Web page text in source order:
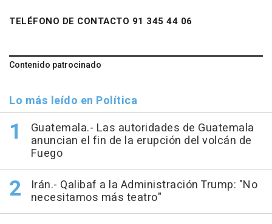
TELÉFONO DE CONTACTO 91 345 44 06
Contenido patrocinado
Lo más leído en Política
Guatemala.- Las autoridades de Guatemala
anuncian el fin de la erupción del volcán de
Fuego
Irán.- Qalibaf a la Administración Trump: "No
necesitamos más teatro"